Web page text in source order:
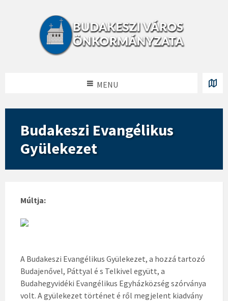
MENU
Budakeszi Evangélikus
Gyülekezet
Múltja:
A Budakeszi Evangélikus Gyülekezet, a hozzá tartozó
Budajenővel, Páttyal é s Telkivel együtt, a
Budahegyvidéki Evangélikus Egyházközség szórványa
volt. A gyülekezet történet é ről megjelent kiadvány